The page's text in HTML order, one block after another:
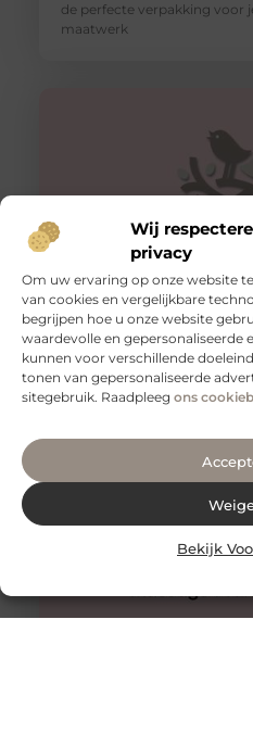
Wij
privacy
Om uw ervaring op onze website
van cookies en vergelijkbare
begrijpen hoe u onze website
waardevolle en gepersonaliseerde
kunnen voor verschillende
tonen van gepersonaliseerde
sitegebruik. Raadpleeg ons
Bekijk
de perfecte verpakking voor
maatwerk
Veilig vervoeren: waarom
zijn
Als je regelmatig spullen
weet je hoe belangrijk het is